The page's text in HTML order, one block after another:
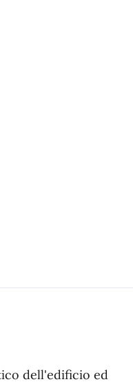
dell'edificio ed